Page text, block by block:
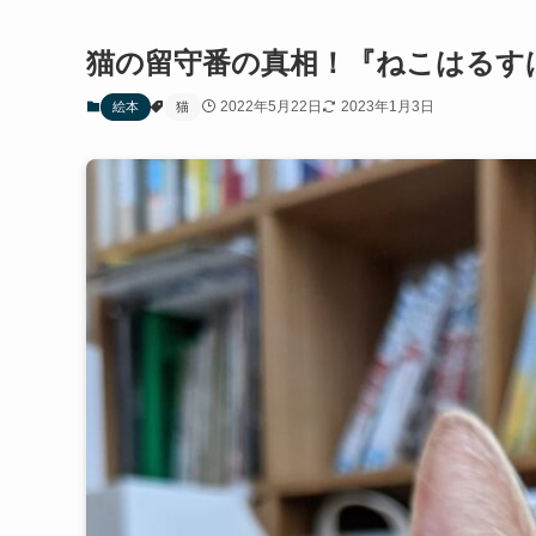
猫の留守番の真相！『ねこはるす
絵本 猫 2022年5月22日 2023年1月3日